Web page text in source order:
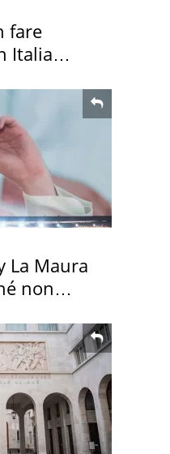
fare
Italia
La Maura
non